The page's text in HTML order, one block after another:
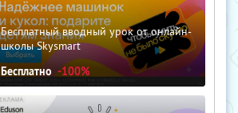
Бесплатный вводный урок от онлайн-
школы Skysmart
Бесплатно -100%